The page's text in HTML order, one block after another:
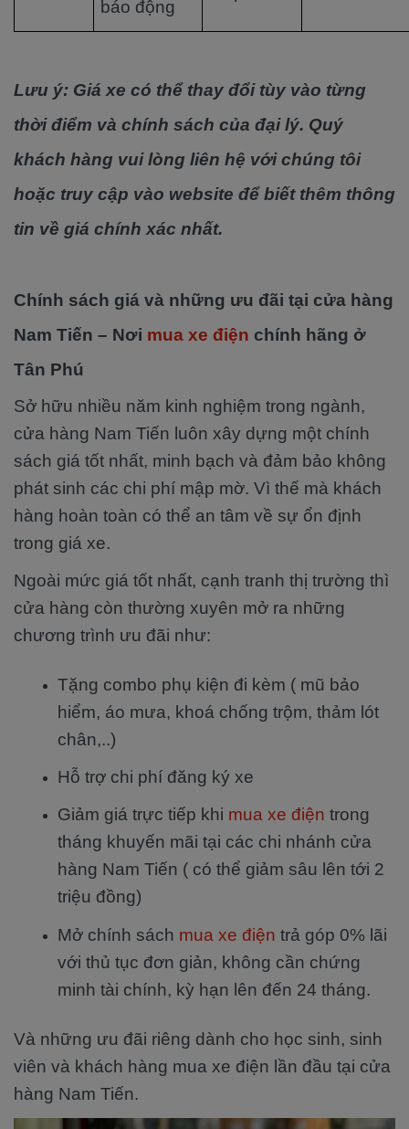
báo động
Lưu ý: Giá xe có thể thay đổi tùy vào từng
thời điểm và chính sách của đại lý. Quý
khách hàng vui lòng liên hệ với chúng tôi
hoặc truy cập vào website để biết thêm thông
tin về giá chính xác nhất.
Chính sách giá và những ưu đãi tại cửa hàng
Nam Tiến – Nơi mua xe điện chính hãng ở
Tân Phú
Sở hữu nhiều năm kinh nghiệm trong ngành,
cửa hàng Nam Tiến luôn xây dựng một chính
sách giá tốt nhất, minh bạch và đảm bảo không
phát sinh các chi phí mập mờ. Vì thế mà khách
hàng hoàn toàn có thể an tâm về sự ổn định
trong giá xe.
Ngoài mức giá tốt nhất, cạnh tranh thị trường thì
cửa hàng còn thường xuyên mở ra những
chương trình ưu đãi như:
Tặng combo phụ kiện đi kèm ( mũ bảo
hiểm, áo mưa, khoá chống trộm, thảm lót
chân,..)
Hỗ trợ chi phí đăng ký xe
Giảm giá trực tiếp khi mua xe điện trong
tháng khuyến mãi tại các chi nhánh cửa
hàng Nam Tiến ( có thể giảm sâu lên tới 2
triệu đồng)
Mở chính sách mua xe điện trả góp 0% lãi
với thủ tục đơn giản, không cần chứng
minh tài chính, kỳ hạn lên đến 24 tháng.
Và những ưu đãi riêng dành cho học sinh, sinh
viên và khách hàng mua xe điện lần đầu tại cửa
hàng Nam Tiến.